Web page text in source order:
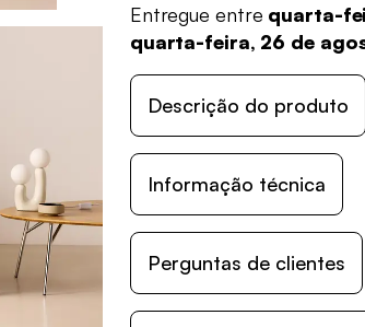
Entregue entre quarta-
quarta-feira, 26 de
Descrição do produto
Informação técnica
Perguntas de clientes